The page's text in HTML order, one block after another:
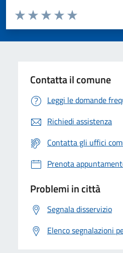
Valuta da 1 a 5 stelle la pagina
Valuta 5 stelle
Valuta 4 stelle su 5
Valuta 3 stelle su 5
Valuta 2 stelle su 5
Valuta 1 stelle su 5
Contatta il comune
Leggi le domande
Richiedi assistenza
Contatta gli uffici
Prenota
Problemi in città
Segnala disservizio
Elenco segnalazioni